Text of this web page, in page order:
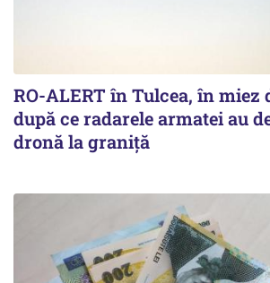
RO-ALERT în Tulcea, în miez
după ce radarele armatei au
dronă la graniță